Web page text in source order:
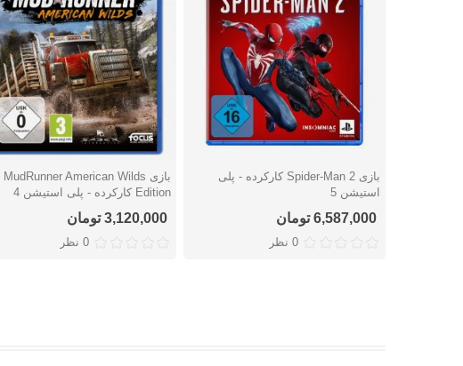
دوست داشتنبازی Spider-Man 2 کارکرده - پلی
استیشن 5
6,587,000 تومان
0 نظر
دوست داشتن
بازی MudRunner American Wilds
Edition کارکرده - پلی استیشن 4
3,120,000 تومان
0 نظر